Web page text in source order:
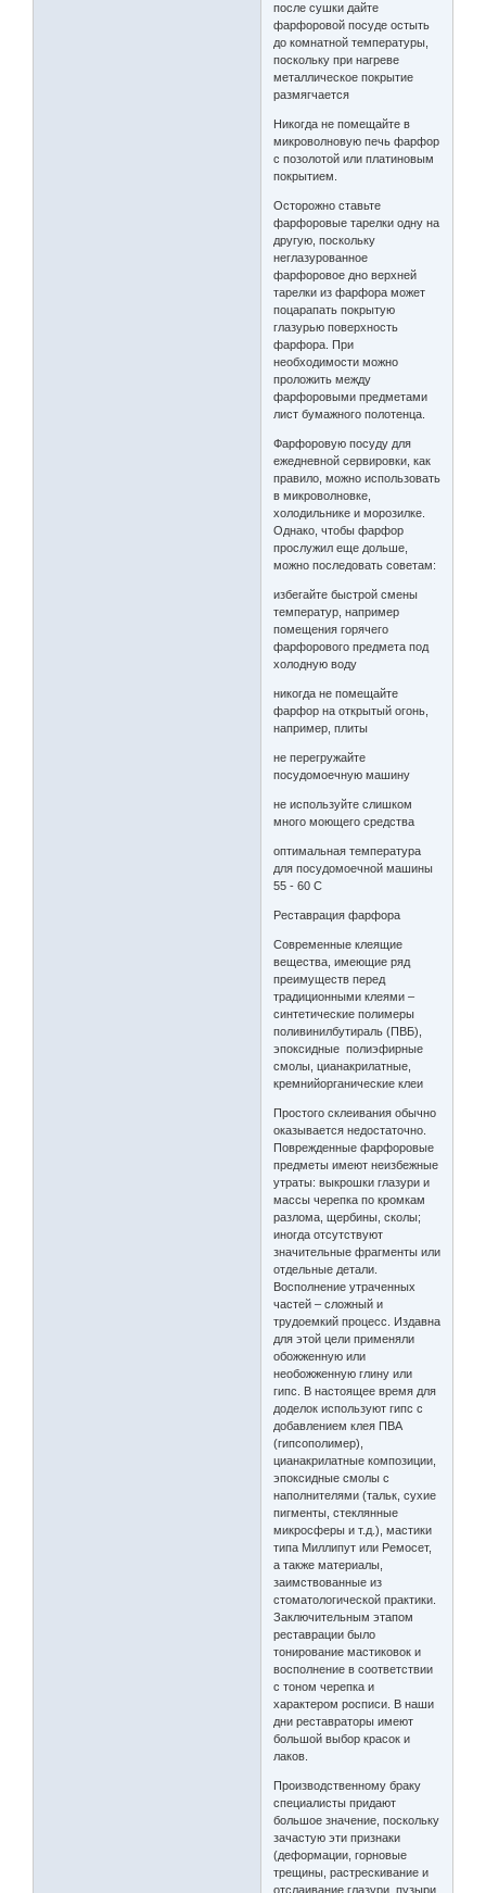
после сушки дайте
фарфоровой посуде остыть
до комнатной температуры,
поскольку при нагреве
металлическое покрытие
размягчается
Никогда не помещайте в
микроволновую печь фарфор
с позолотой или платиновым
покрытием.
Осторожно ставьте
фарфоровые тарелки одну на
другую, поскольку
неглазурованное
фарфоровое дно верхней
тарелки из фарфора может
поцарапать покрытую
глазурью поверхность
фарфора. При
необходимости можно
проложить между
фарфоровыми предметами
лист бумажного полотенца.
Фарфоровую посуду для
ежедневной сервировки, как
правило, можно использовать
в микроволновке,
холодильнике и морозилке.
Однако, чтобы фарфор
прослужил еще дольше,
можно последовать советам:
избегайте быстрой смены
температур, например
помещения горячего
фарфорового предмета под
холодную воду
никогда не помещайте
фарфор на открытый огонь,
например, плиты
не перегружайте
посудомоечную машину
не используйте слишком
много моющего средства
оптимальная температура
для посудомоечной машины
55 - 60 С
Реставрация фарфора
Современные клеящие
вещества, имеющие ряд
преимуществ перед
традиционными клеями –
синтетические полимеры
поливинилбутираль (ПВБ),
эпоксидные полиэфирные
смолы, цианакрилатные,
кремнийорганические клеи
Простого склеивания обычно
оказывается недостаточно.
Поврежденные фарфоровые
предметы имеют неизбежные
утраты: выкрошки глазури и
массы черепка по кромкам
разлома, щербины, сколы;
иногда отсутствуют
значительные фрагменты или
отдельные детали.
Восполнение утраченных
частей – сложный и
трудоемкий процесс. Издавна
для этой цели применяли
обожженную или
необожженную глину или
гипс. В настоящее время для
доделок используют гипс с
добавлением клея ПВА
(гипсополимер),
цианакрилатные композиции,
эпоксидные смолы с
наполнителями (тальк, сухие
пигменты, стеклянные
микросферы и т.д.), мастики
типа Миллипут или Ремосет,
а также материалы,
заимствованные из
стоматологической практики.
Заключительным этапом
реставрации было
тонирование мастиковок и
восполнение в соответствии
с тоном черепка и
характером росписи. В наши
дни реставраторы имеют
большой выбор красок и
лаков.
Производственному браку
специалисты придают
большое значение, поскольку
зачастую эти признаки
(деформации, горновые
трещины, растрескивание и
отслаивание глазури, пузыри,